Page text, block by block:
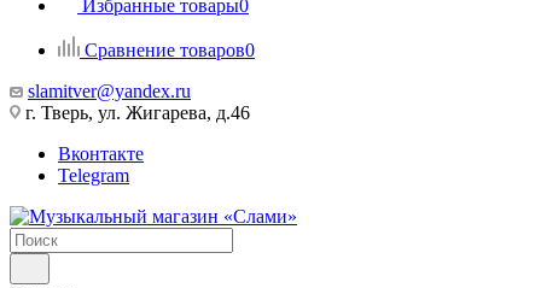
Избранные товары0
Сравнение товаров0
slamitver@yandex.ru
г. Тверь, ул. Жигарева, д.46
Вконтакте
Telegram